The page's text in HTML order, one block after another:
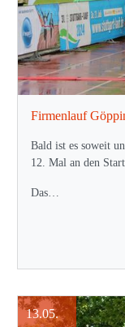
Firmenlauf
Bald ist es soweit
12. Mal an den
Das…
13.05.